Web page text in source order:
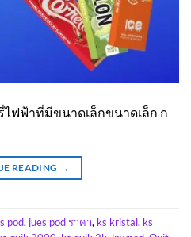
ฟฟ้าที่มีขนาดเล็กขนาดเล็ก ก
READING →
pod, jues pod ราคา, ks kristal, ks